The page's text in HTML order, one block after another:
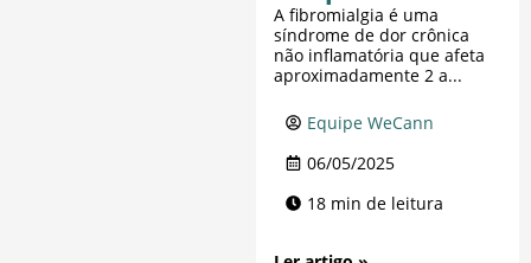
A fibromialgia é uma
síndrome de dor crônica
não inflamatória que afeta
aproximadamente 2 a...
Equipe WeCann
06/05/2025
18 min de leitura